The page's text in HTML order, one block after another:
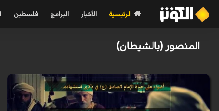
الرئيسية الأخبار البرامج فلسطين
المنصور (بالشيطان)